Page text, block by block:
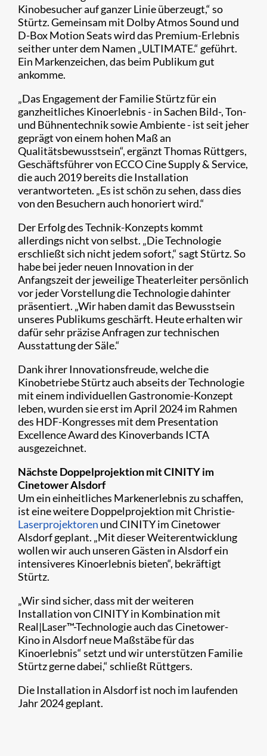
Kinobesucher auf ganzer Linie überzeugt,“ so
Stürtz. Gemeinsam mit Dolby Atmos Sound und
D-Box Motion Seats wird das Premium-Erlebnis
seither unter dem Namen „ULTIMATE.“ geführt.
Ein Markenzeichen, das beim Publikum gut
ankomme.
„Das Engagement der Familie Stürtz für ein
ganzheitliches Kinoerlebnis - in Sachen Bild-, Ton-
und Bühnentechnik sowie Ambiente - ist seit jeher
geprägt von einem hohen Maß an
Qualitätsbewusstsein“, ergänzt Thomas Rüttgers,
Geschäftsführer von ECCO Cine Supply & Service,
die auch 2019 bereits die Installation
verantworteten. „Es ist schön zu sehen, dass dies
von den Besuchern auch honoriert wird.“
Der Erfolg des Technik-Konzepts kommt
allerdings nicht von selbst. „Die Technologie
erschließt sich nicht jedem sofort,“ sagt Stürtz. So
habe bei jeder neuen Innovation in der
Anfangszeit der jeweilige Theaterleiter persönlich
vor jeder Vorstellung die Technologie dahinter
präsentiert. „Wir haben damit das Bewusstsein
unseres Publikums geschärft. Heute erhalten wir
dafür sehr präzise Anfragen zur technischen
Ausstattung der Säle.“
Dank ihrer Innovationsfreude, welche die
Kinobetriebe Stürtz auch abseits der Technologie
mit einem individuellen Gastronomie-Konzept
leben, wurden sie erst im April 2024 im Rahmen
des HDF-Kongresses mit dem Presentation
Excellence Award des Kinoverbands ICTA
ausgezeichnet.
Nächste Doppelprojektion mit CINITY im
Cinetower Alsdorf
Um ein einheitliches Markenerlebnis zu schaffen,
ist eine weitere Doppelprojektion mit Christie-
Laserprojektoren und CINITY im Cinetower
Alsdorf geplant. „Mit dieser Weiterentwicklung
wollen wir auch unseren Gästen in Alsdorf ein
intensiveres Kinoerlebnis bieten“, bekräftigt
Stürtz.
„Wir sind sicher, dass mit der weiteren
Installation von CINITY in Kombination mit
Real|Laser™-Technologie auch das Cinetower-
Kino in Alsdorf neue Maßstäbe für das
Kinoerlebnis“ setzt und wir unterstützen Familie
Stürtz gerne dabei,“ schließt Rüttgers.
Die Installation in Alsdorf ist noch im laufenden
Jahr 2024 geplant.